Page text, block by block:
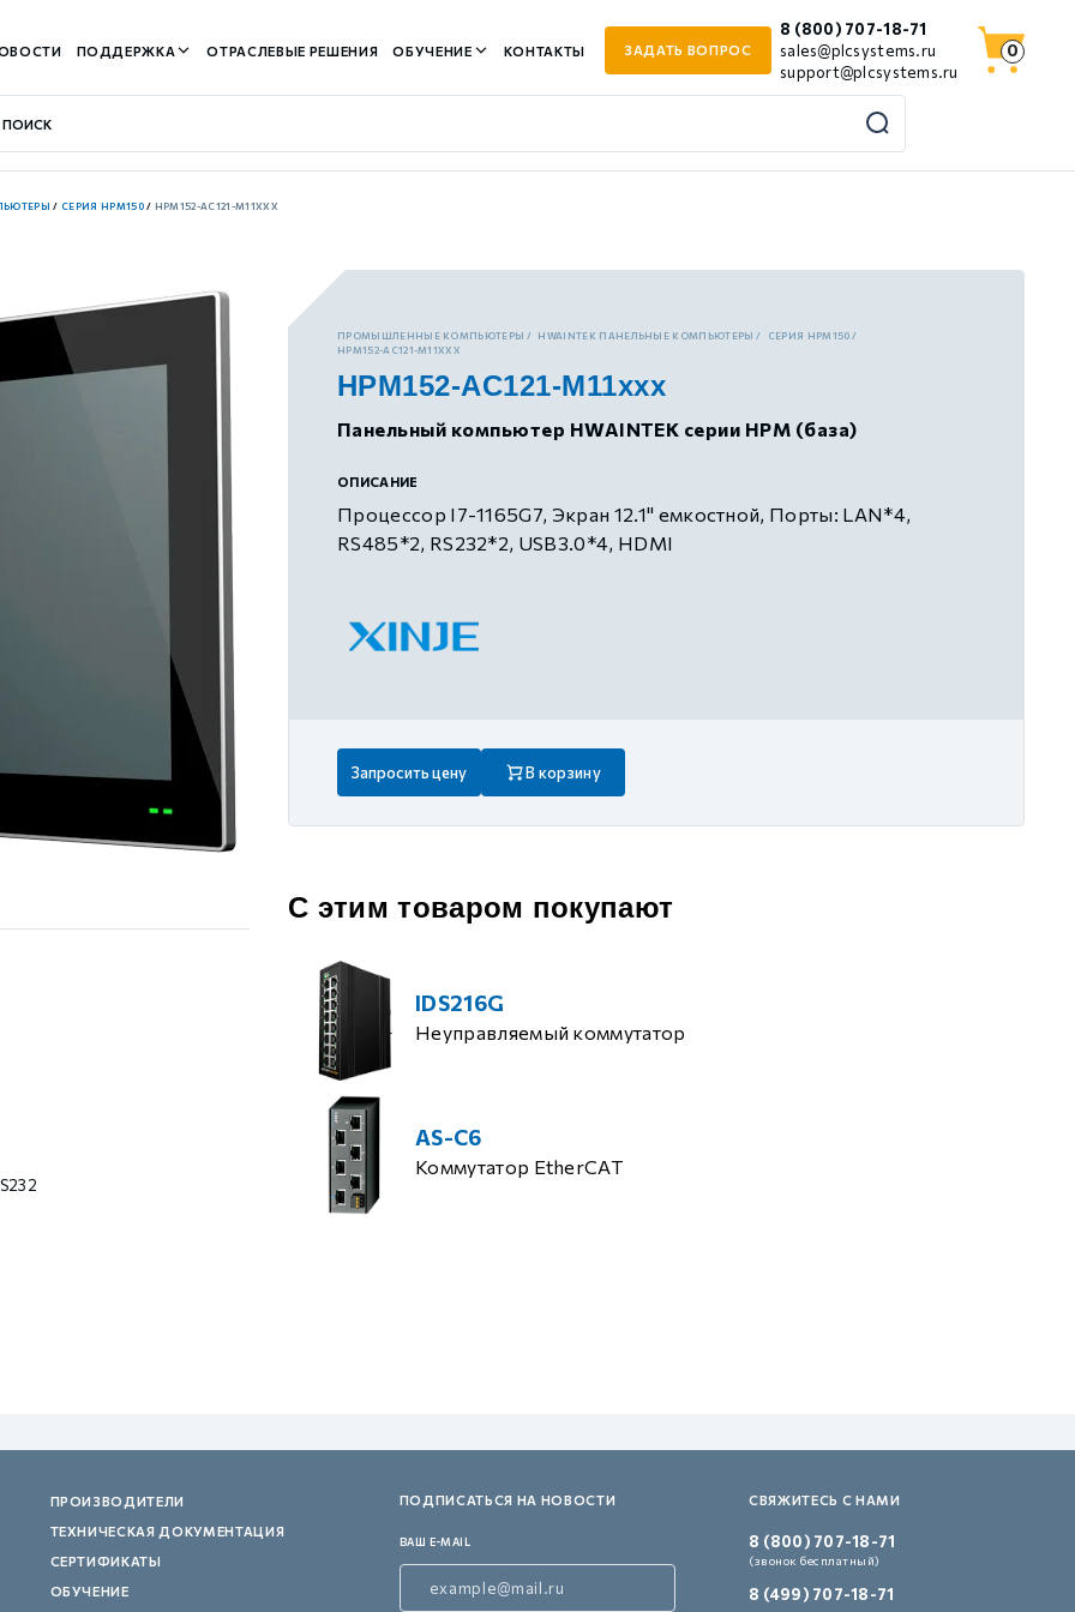
ПОДДЕРЖКА ОТРАСЛЕВЫЕ РЕШЕНИЯ ОБУЧЕНИЕ КОНТАКТЫ ЗАДАТЬ ВОПРОС
8 (800) 707-18-71
sales@plcsystems.ru
support@plcsystems.ru
0
/ СЕРИЯ HPM150 / HPM152-AC121-M11XXX
ПРОМЫШЛЕННЫЕ КОМПЬЮТЕРЫ HWAINTEK ПАНЕЛЬНЫЕ КОМПЬЮТЕРЫ
СЕРИЯ HPM150
HPM152-AC121-M11XXX
HPM152-AC121-M11xxx
Панельный компьютер HWAINTEK серии HPM (база)
ОПИСАНИЕ
Процессор I7-1165G7, Экран 12.1" емкостной, Порты: LAN*4,
RS485*2, RS232*2, USB3.0*4, HDMI
Запросить цену В корзину
С этим товаром покупают
IDS216G
Неуправляемый коммутатор
AS-C6
Коммутатор EtherCAT
ПРОИЗВОДИТЕЛИ
ТЕХНИЧЕСКАЯ ДОКУМЕНТАЦИЯ
СЕРТИФИКАТЫ
ОБУЧЕНИЕ
ПОДПИСАТЬСЯ НА НОВОСТИ
ВАШ E-MAIL
СВЯЖИТЕСЬ С НАМИ
8 (800) 707-18-71
(звонок бесплатный)
8 (499) 707-18-71
контуром)